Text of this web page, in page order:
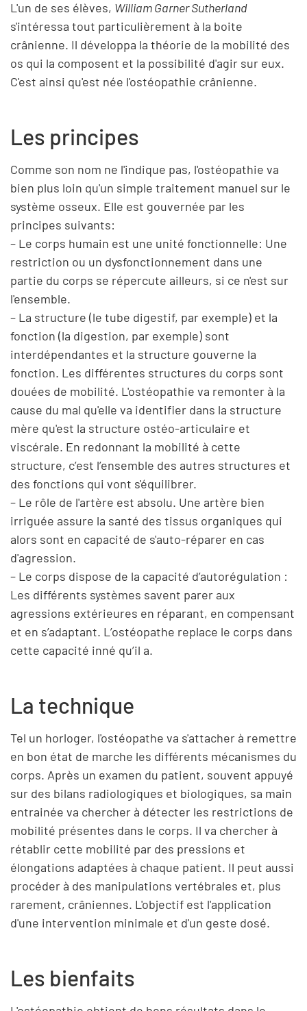
L'un de ses élèves, William Garner Sutherland
s'intéressa tout particulièrement à la boite
crânienne. Il développa la théorie de la mobilité des
os qui la composent et la possibilité d'agir sur eux.
C'est ainsi qu'est née l'ostéopathie crânienne.
Les principes
Comme son nom ne l'indique pas, l'ostéopathie va
bien plus loin qu'un simple traitement manuel sur le
système osseux. Elle est gouvernée par les
principes suivants:
– Le corps humain est une unité fonctionnelle: Une
restriction ou un dysfonctionnement dans une
partie du corps se répercute ailleurs, si ce n'est sur
l'ensemble.
– La structure (le tube digestif, par exemple) et la
fonction (la digestion, par exemple) sont
interdépendantes et la structure gouverne la
fonction. Les différentes structures du corps sont
douées de mobilité. L'ostéopathie va remonter à la
cause du mal qu'elle va identifier dans la structure
mère qu'est la structure ostéo-articulaire et
viscérale. En redonnant la mobilité à cette
structure, c’est l’ensemble des autres structures et
des fonctions qui vont s'équilibrer.
– Le rôle de l'artère est absolu. Une artère bien
irriguée assure la santé des tissus organiques qui
alors sont en capacité de s'auto-réparer en cas
d'agression.
– Le corps dispose de la capacité d’autorégulation :
Les différents systèmes savent parer aux
agressions extérieures en réparant, en compensant
et en s’adaptant. L’ostéopathe replace le corps dans
cette capacité inné qu’il a.
La technique
Tel un horloger, l'ostéopathe va s'attacher à remettre
en bon état de marche les différents mécanismes du
corps. Après un examen du patient, souvent appuyé
sur des bilans radiologiques et biologiques, sa main
entrainée va chercher à détecter les restrictions de
mobilité présentes dans le corps. Il va chercher à
rétablir cette mobilité par des pressions et
élongations adaptées à chaque patient. Il peut aussi
procéder à des manipulations vertébrales et, plus
rarement, crâniennes. L'objectif est l'application
d'une intervention minimale et d'un geste dosé.
Les bienfaits